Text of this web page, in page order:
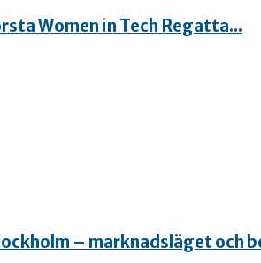
Women in Tech Regatta...
– marknadsläget och